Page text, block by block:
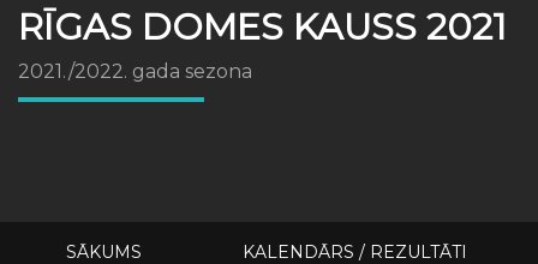
RĪGAS DOMES KAUSS 2021
2021./2022. gada sezona
SĀKUMS KALENDĀRS / REZULTĀTI